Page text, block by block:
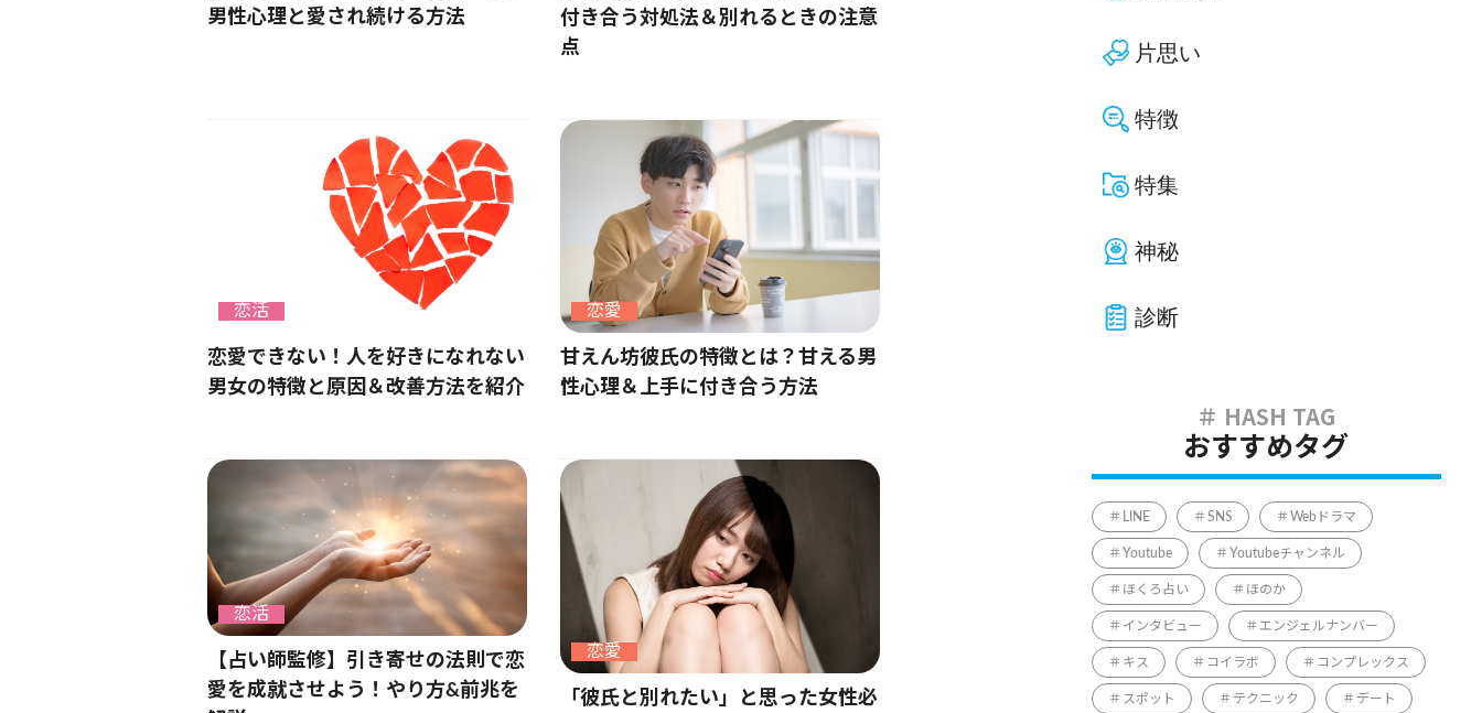
男性心理と愛され続ける方法
付き合う対処法＆別れるときの注意
点
恋活
恋愛できない！人を好きになれない
男女の特徴と原因＆改善方法を紹介
恋愛
甘えん坊彼氏の特徴とは？甘える男
性心理＆上手に付き合う方法
恋活
【占い師監修】引き寄せの法則で恋
愛を成就させよう！やり方&前兆を
恋愛
「彼氏と別れたい」と思った女性必
片思い
特徴
特集
神秘
診断
おすすめタグ
LINE SNS Webドラマ
Youtube Youtubeチャンネル
ほくろ占い ほのか
インタビュー エンジェルナンバー
キス コイラボ コンプレックス
スポット テクニック デート